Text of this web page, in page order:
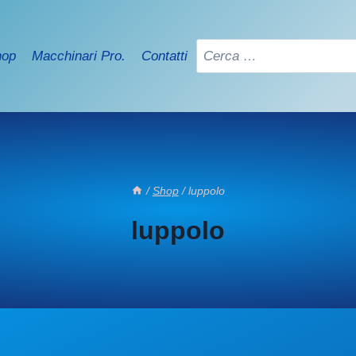
Macchinari Pro. Contatti
Ricerca
per:
/ Shop / luppolo
luppolo